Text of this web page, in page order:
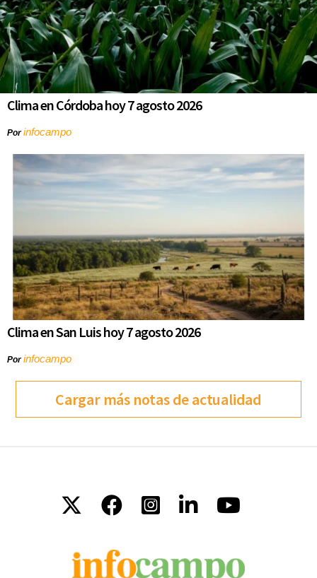
Clima en Córdoba hoy 7 agosto 2026
Porinfocampo
Clima en San Luis hoy 7 agosto 2026
Porinfocampo
Cargar más notas de actualidad